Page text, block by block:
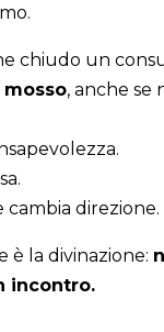
chiudo un
mosso, anche se
cambia direzione.
è la divinazione:
incontro.